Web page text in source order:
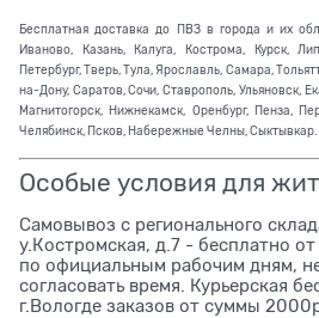
Бесплатная доставка до ПВЗ в города и их
Иваново, Казань, Калуга, Кострома, Курск,
Петербург, Тверь, Тула, Ярославль, Самара,
на-Дону, Саратов, Сочи, Ставрополь, Ульяновск,
Магнитогорск, Нижнекамск, Оренбург, Пенза,
Челябинск, Псков, Набережные Челны, Сыктывкар.
Особые условия для
Самовывоз с регионального
у.Костромская, д.7 - бесплатно
по официальным рабочим дням,
согласовать время. Курьерская
г.Вологде заказов от суммы